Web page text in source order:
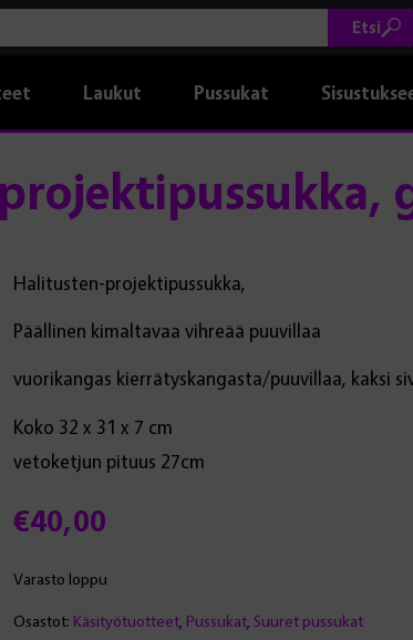
Etsi
Laukut Pussukat
€40,00
Halitusten-projektipussukka,
Päällinen kimaltavaa vihreää puuvillaa
vuorikangas kierrätyskangasta/puuvillaa, kaksi
Koko 32 x 31 x 7 cm
vetoketjun pituus 27cm
Varasto loppu
Osastot: Käsityötuotteet, Pussukat, Suuret pussukat